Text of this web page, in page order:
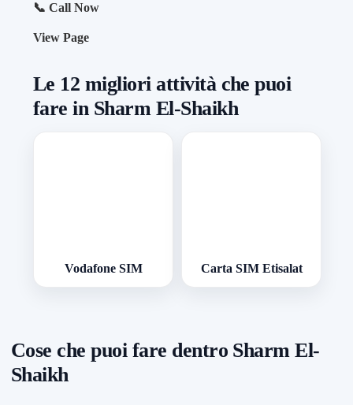
📞 Call Now
View Page
Le 12 migliori attività che puoi
fare in Sharm El-Shaikh
Vodafone SIM Carta SIM Etisalat
Cose che puoi fare dentro Sharm El-
Shaikh